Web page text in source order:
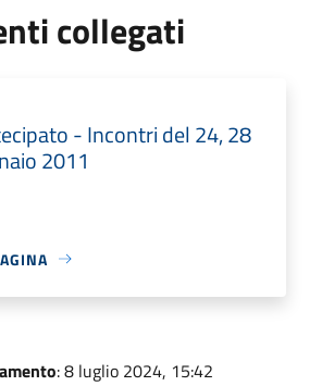
collegati
- Incontri del 24, 28
2011
: 8 luglio 2024, 15:42